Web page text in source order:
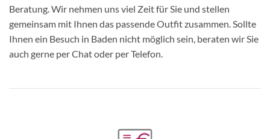
Beratung. Wir nehmen uns viel Zeit für Sie und stellen
gemeinsam mit Ihnen das passende Outfit zusammen. Sollte
Ihnen ein Besuch in Baden nicht möglich sein, beraten wir Sie
auch gerne per Chat oder per Telefon.